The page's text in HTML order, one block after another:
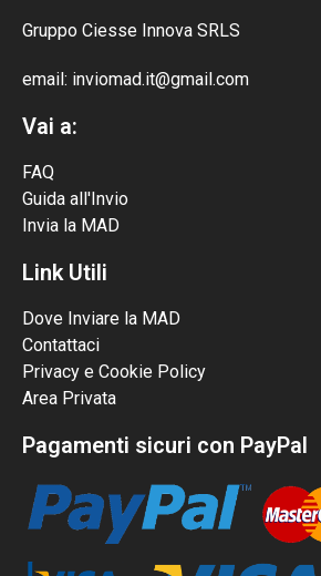
Gruppo Ciesse Innova SRLS
email: inviomad.it@gmail.com
Vai a:
FAQ
Guida all'Invio
Invia la MAD
Link Utili
Dove Inviare la MAD
Contattaci
Privacy e Cookie Policy
Area Privata
Pagamenti sicuri con PayPal